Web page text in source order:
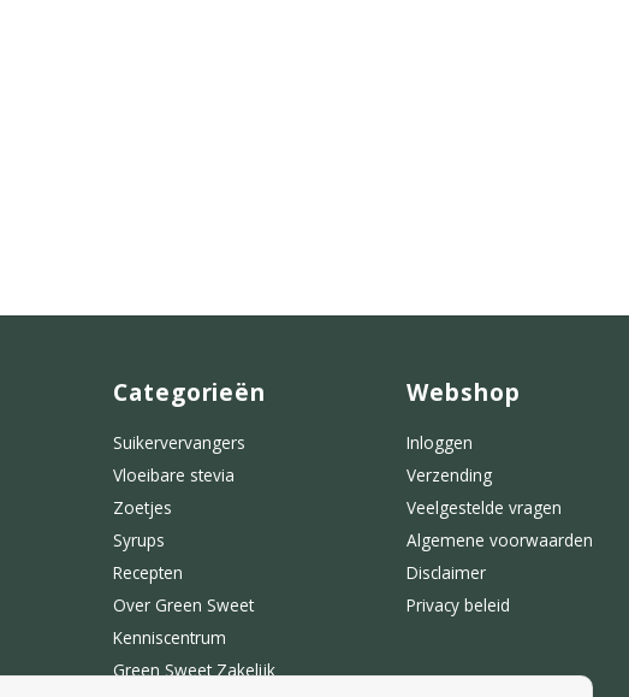
Categorieën
Suikervervangers
Vloeibare stevia
Zoetjes
Syrups
Recepten
Over Green Sweet
Kenniscentrum
Green Sweet Zakelijk
Webshop
Inloggen
Verzending
Veelgestelde vragen
Algemene voorwaarden
Disclaimer
Privacy beleid